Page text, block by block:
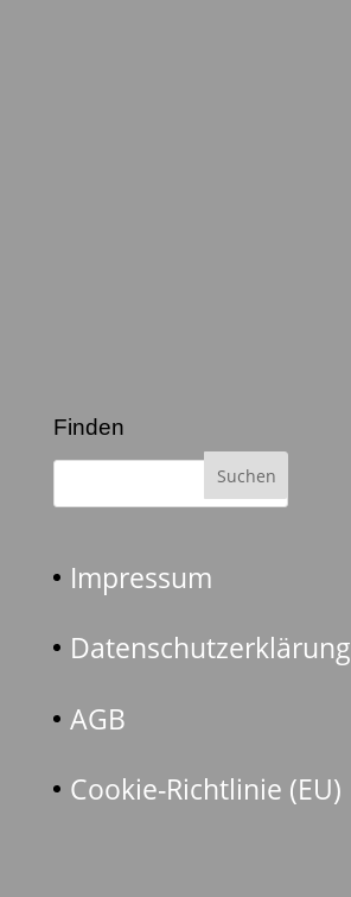
Finden
Impressum
Datenschutzerklärung
AGB
Cookie-Richtlinie (EU)